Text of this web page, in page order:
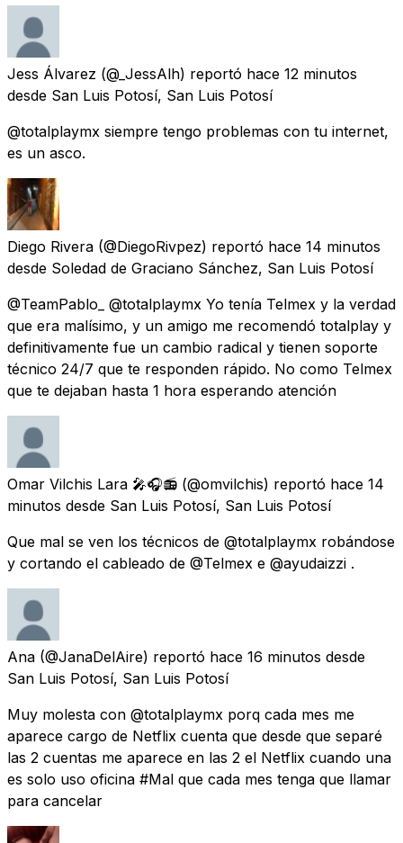
Jess Álvarez (@_JessAlh) reportó hace 12 minutos
desde San Luis Potosí, San Luis Potosí
@totalplaymx siempre tengo problemas con tu internet,
es un asco.
Diego Rivera (@DiegoRivpez) reportó hace 14 minutos
desde Soledad de Graciano Sánchez, San Luis Potosí
@TeamPablo_ @totalplaymx Yo tenía Telmex y la verdad
que era malísimo, y un amigo me recomendó totalplay y
definitivamente fue un cambio radical y tienen soporte
técnico 24/7 que te responden rápido. No como Telmex
que te dejaban hasta 1 hora esperando atención
Omar Vilchis Lara 🎤🎧📻 (@omvilchis) reportó hace 14
minutos desde San Luis Potosí, San Luis Potosí
Que mal se ven los técnicos de @totalplaymx robándose
y cortando el cableado de @Telmex e @ayudaizzi .
Ana (@JanaDelAire) reportó hace 16 minutos desde
San Luis Potosí, San Luis Potosí
Muy molesta con @totalplaymx porq cada mes me
aparece cargo de Netflix cuenta que desde que separé
las 2 cuentas me aparece en las 2 el Netflix cuando una
es solo uso oficina #Mal que cada mes tenga que llamar
para cancelar